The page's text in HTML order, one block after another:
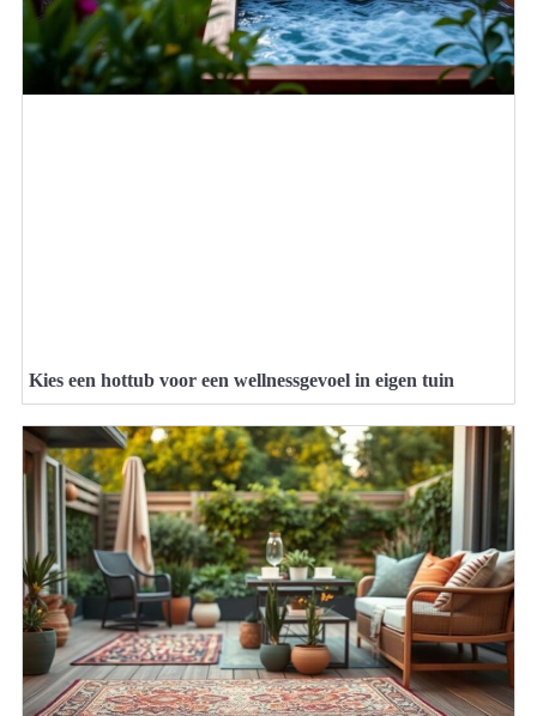
Kies een hottub voor een wellnessgevoel in eigen tuin